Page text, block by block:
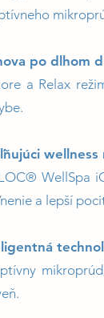
po dlhom
a Relax
WellSpa
a lepší